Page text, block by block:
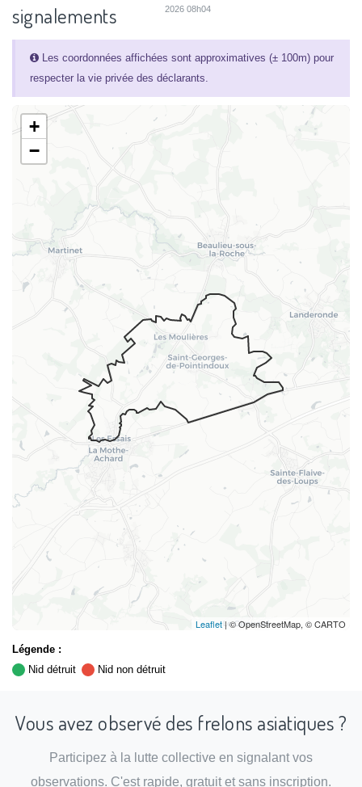
signalements
2026 08h04
Les coordonnées affichées sont approximatives (± 100m) pour
respecter la vie privée des déclarants.
+
−
Leaflet| © OpenStreetMap, © CARTO
Légende :
Nid détruit
Nid non détruit
Vous avez observé des frelons asiatiques ?
Participez à la lutte collective en signalant vos
observations. C'est rapide, gratuit et sans inscription.